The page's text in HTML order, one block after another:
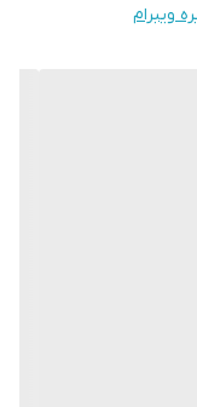
ویبرام